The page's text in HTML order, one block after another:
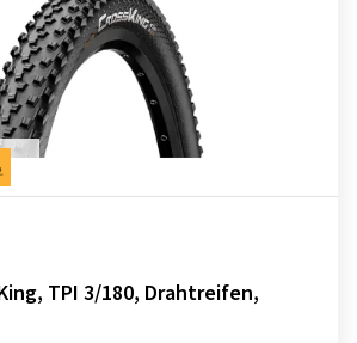
TPI 3/180, Drahtreifen,